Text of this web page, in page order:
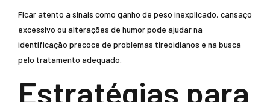
Ficar atento a sinais como ganho de peso inexplicado, cansaço
excessivo ou alterações de humor pode ajudar na
identificação precoce de problemas tireoidianos e na busca
pelo tratamento adequado.
Estratégias para